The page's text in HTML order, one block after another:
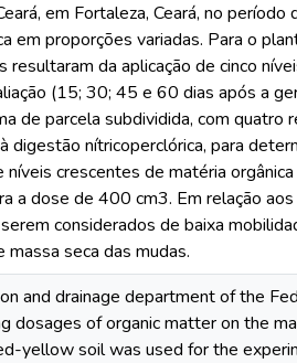
em Fortaleza, Ceará, no período
proporções variadas. Para o
da aplicação de cinco
(15; 30; 45 e 60 dias após a
de parcela subdividida, com quatro
nítricoperclórica, para
crescentes de matéria
a dose de 400 cm3. Em relação
considerados de baixa
seca das mudas.
and drainage department of the
dosages of organic matter on the
yellow soil was used for the